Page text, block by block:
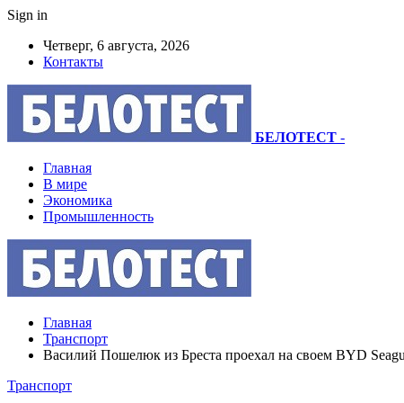
Sign in
Четверг, 6 августа, 2026
Контакты
БЕЛОТЕСТ -
Главная
В мире
Экономика
Промышленность
Главная
Транспорт
Василий Пошелюк из Бреста проехал на своем BYD
Транспорт